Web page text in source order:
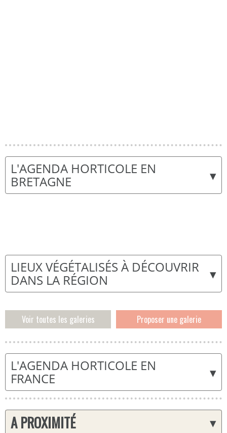
▾
L'AGENDA HORTICOLE EN
BRETAGNE
▾
LIEUX VÉGÉTALISÉS À DÉCOUVRIR
DANS LA RÉGION
Voir toutes les galeries Proposer une galerie
▾
L'AGENDA HORTICOLE EN
FRANCE
▾
A PROXIMITÉ